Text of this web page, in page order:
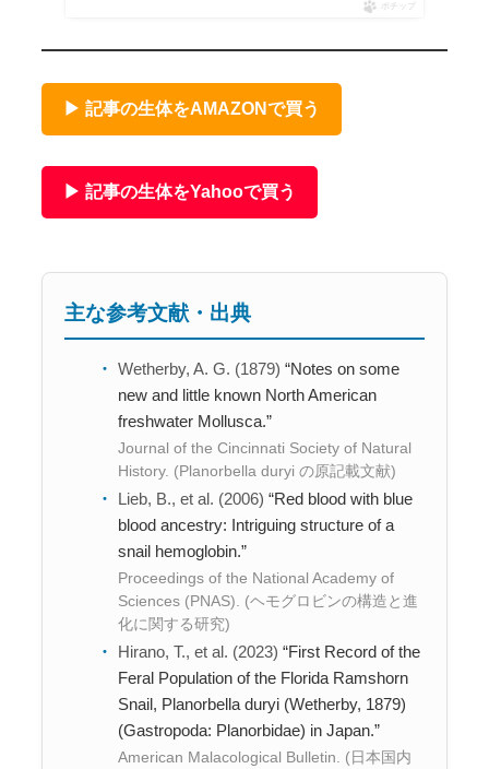
ポチップ
▶ 記事の生体をAMAZONで買う
▶ 記事の生体をYahooで買う
主な参考文献・出典
Wetherby, A. G. (1879) “Notes on some
new and little known North American
freshwater Mollusca.”
Journal of the Cincinnati Society of Natural
History. (Planorbella duryi の原記載文献)
Lieb, B., et al. (2006) “Red blood with blue
blood ancestry: Intriguing structure of a
snail hemoglobin.”
Proceedings of the National Academy of
Sciences (PNAS). (ヘモグロビンの構造と進
化に関する研究)
Hirano, T., et al. (2023) “First Record of the
Feral Population of the Florida Ramshorn
Snail, Planorbella duryi (Wetherby, 1879)
(Gastropoda: Planorbidae) in Japan.”
American Malacological Bulletin. (日本国内